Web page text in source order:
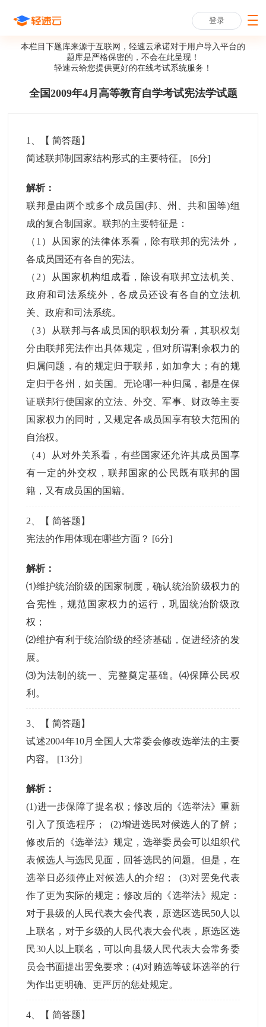
登录
本栏目下题库来源于互联网，轻速云承诺对于用户导入平台的
题库是严格保密的，不会在此呈现！
轻速云给您提供更好的在线考试系统服务！
全国2009年4月高等教育自学考试宪法学试题
1 、【简答题 】
简述联邦制国家结构形式的主要特征。 [6分]
解析：
联邦是由两个或多个成员国(邦、州、共和国等)组
成的复合制国家。联邦的主要特征是：
（1）从国家的法律体系看，除有联邦的宪法外，
各成员国还有各自的宪法。
（2）从国家机构组成看，除设有联邦立法机关、
政府和司法系统外，各成员还设有各自的立法机
关、政府和司法系统。
（3）从联邦与各成员国的职权划分看，其职权划
分由联邦宪法作出具体规定，但对所谓剩余权力的
归属问题，有的规定归于联邦，如加拿大；有的规
定归于各州，如美国。无论哪一种归属，都是在保
证联邦行使国家的立法、外交、军事、财政等主要
国家权力的同时，又规定各成员国享有较大范围的
自治权。
（4）从对外关系看，有些国家还允许其成员国享
有一定的外交权，联邦国家的公民既有联邦的国
籍，又有成员国的国籍。
2 、【简答题 】
宪法的作用体现在哪些方面？ [6分]
解析：
⑴维护统治阶级的国家制度，确认统治阶级权力的
合宪性，规范国家权力的运行，巩固统治阶级政
权；
⑵维护有利于统治阶级的经济基础，促进经济的发
展。
⑶为法制的统一、完整奠定基础。⑷保障公民权
利。
3 、【简答题 】
试述2004年10月全国人大常委会修改选举法的主要
内容。 [13分]
解析：
(1)进一步保障了提名权；修改后的《选举法》重新
引入了预选程序； (2)增进选民对候选人的了解；
修改后的《选举法》规定，选举委员会可以组织代
表候选人与选民见面，回答选民的问题。但是，在
选举日必须停止对候选人的介绍； (3)对罢免代表
作了更为实际的规定；修改后的《选举法》规定：
对于县级的人民代表大会代表，原选区选民50人以
上联名，对于乡级的人民代表大会代表，原选区选
民30人以上联名，可以向县级人民代表大会常务委
员会书面提出罢免要求；(4)对贿选等破坏选举的行
为作出更明确、更严厉的惩处规定。
4 、【简答题 】